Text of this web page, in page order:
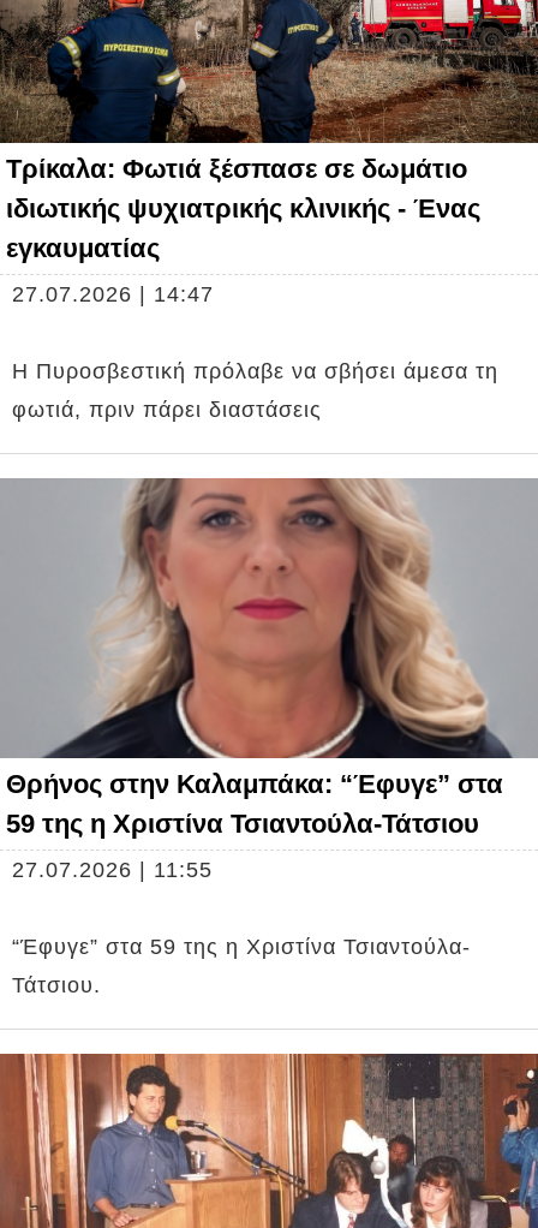
Τρίκαλα: Φωτιά ξέσπασε σε δωμάτιο
ιδιωτικής ψυχιατρικής κλινικής - Ένας
εγκαυματίας
27.07.2026 | 14:47
Η Πυροσβεστική πρόλαβε να σβήσει άμεσα τη
φωτιά, πριν πάρει διαστάσεις
Θρήνος στην Καλαμπάκα: “Έφυγε” στα
59 της η Χριστίνα Τσιαντούλα-Τάτσιου
27.07.2026 | 11:55
“Έφυγε” στα 59 της η Χριστίνα Τσιαντούλα-
Τάτσιου.